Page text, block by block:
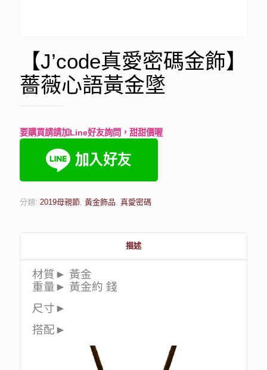
【J’code真愛密碼金飾】
薔薇心語黃金墜
要購買請請加Line好友詢問，甜甜價喔
分類: 2019母親節 黃金飾品 真愛密碼
描述
材質► 黃金
重量► 黃金約 錢
尺寸►
搭配►